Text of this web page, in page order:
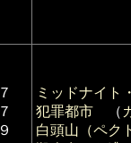
ミッドナイト
犯罪都市 （
白頭山（ペク